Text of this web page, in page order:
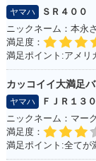
ヤマハ
ＳＲ４００
ニックネーム：本永
満足度：
カッコイイ大満足
ヤマハ
ＦＪＲ１３
ニックネーム：マーク
満足度：